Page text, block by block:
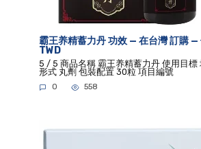
霸王养精蓄力丹 功效 — 在台灣 訂購
TWD
5 / 5 商品名稱 霸王养精蓄力丹 使用目標
形式 丸劑 包裝配置 30粒 項目編號
0 558